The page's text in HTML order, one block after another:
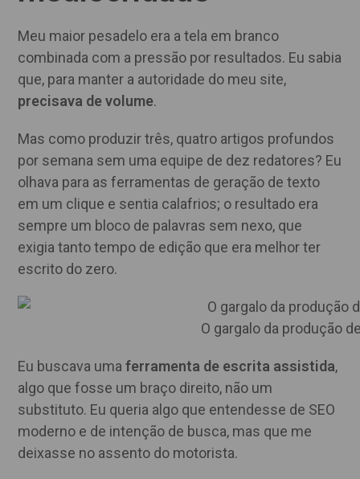
Meu maior pesadelo era a tela em branco
combinada com a pressão por resultados. Eu sabia
que, para manter a autoridade do meu site,
precisava de volume.
Mas como produzir três, quatro artigos profundos
por semana sem uma equipe de dez redatores? Eu
olhava para as ferramentas de geração de texto
em um clique e sentia calafrios; o resultado era
sempre um bloco de palavras sem nexo, que
exigia tanto tempo de edição que era melhor ter
escrito do zero.
O gargalo da produção
Eu buscava umaferramenta de escrita assistida,
algo que fosse um braço direito, não um
substituto. Eu queria algo que entendesse de SEO
moderno e de intenção de busca, mas que me
deixasse no assento do motorista.